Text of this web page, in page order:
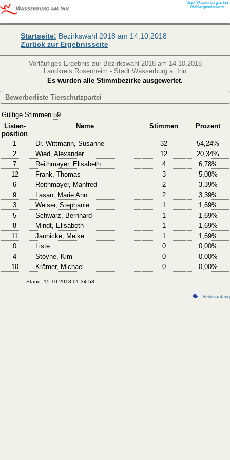
Stadt Wasserburg a. Inn
Wahlergebnisdienst
Startseite: Bezirkswahl 2018 am 14.10.2018
Zurück zur Ergebnisseite
Vorläufiges Ergebnis zur Bezirkswahl 2018 am 14.10.2018
Landkreis Rosenheim - Stadt Wasserburg a. Inn
Es wurden alle Stimmbezirke ausgewertet.
Bewerberliste Tierschutzpartei
Gültige Stimmen 59
Listen-
position
Name Stimmen Prozent
1 Dr. Wittmann, Susanne 32
54,24%
2
Wied, Alexander 12
20,34%
7
Reithmayer, Elisabeth 4
6,78%
12
Frank, Thomas 3
5,08%
6
Reithmayer, Manfred 2
3,39%
9
Lasan, Marie Ann 2
3,39%
3
Weiser, Stephanie 1
1,69%
5
Schwarz, Bernhard 1
1,69%
8
Mindt, Elisabeth 1
1,69%
11
Jannicke, Meike 1
1,69%
0
Liste 0
0,00%
4
Stoyhe, Kim 0
0,00%
10
Krämer, Michael 0 0,00%
Stand: 15.10.2018 01:34:58
Seitenanfang